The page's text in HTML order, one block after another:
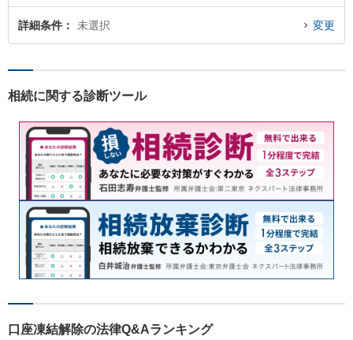
詳細条件 未選択 変更
相続に関する診断ツール
口座凍結解除の法律Q&Aランキング